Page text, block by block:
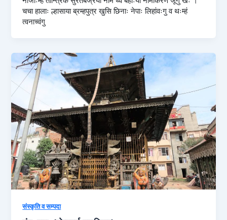
चचा हालाः ल्हासाया ब्रम्हपुत्र खुसि छिनाः नेपाः लिहांवःगु व थःम्हं
त्वनाच्वंगु
संस्कृति व सम्पदा